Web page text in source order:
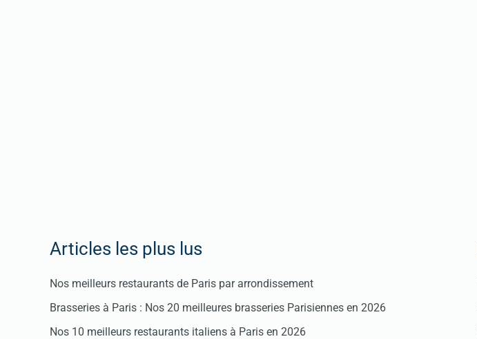
Articles les plus lus
Nos meilleurs restaurants de Paris par arrondissement
Brasseries à Paris : Nos 20 meilleures brasseries Parisiennes en 2026
Nos 10 meilleurs restaurants italiens à Paris en 2026